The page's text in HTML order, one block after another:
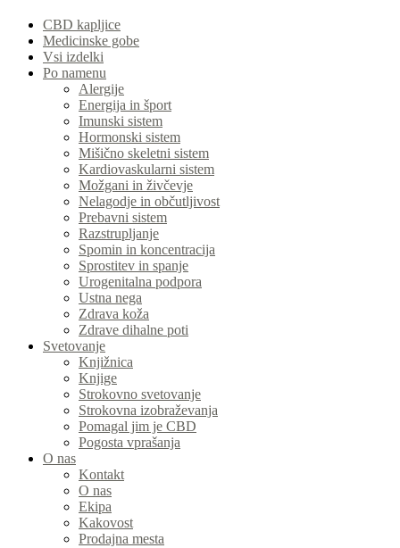
CBD kapljice
Medicinske gobe
Vsi izdelki
Po namenu
Alergije
Energija in šport
Imunski sistem
Hormonski sistem
Mišično skeletni sistem
Kardiovaskularni sistem
Možgani in živčevje
Nelagodje in občutljivost
Prebavni sistem
Razstrupljanje
Spomin in koncentracija
Sprostitev in spanje
Urogenitalna podpora
Ustna nega
Zdrava koža
Zdrave dihalne poti
Svetovanje
Knjižnica
Knjige
Strokovno svetovanje
Strokovna izobraževanja
Pomagal jim je CBD
Pogosta vprašanja
O nas
Kontakt
O nas
Ekipa
Kakovost
Prodajna mesta